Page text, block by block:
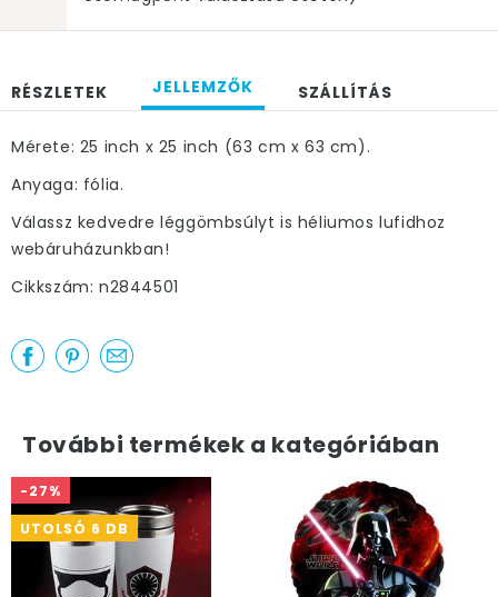
RÉSZLETEK JELLEMZŐK SZÁLLÍTÁS
Mérete: 25 inch x 25 inch (63 cm x 63 cm).
Anyaga: fólia.
Válassz kedvedre léggömbsúlyt is héliumos lufidhoz
webáruházunkban!
Cikkszám: n2844501
További termékek a kategóriában
-27%
UTOLSÓ 6 DB